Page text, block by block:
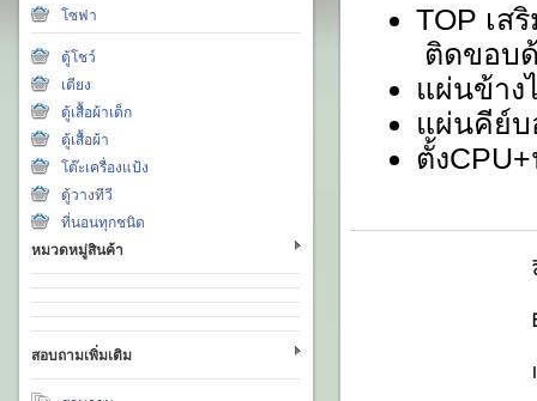
โซฟา
ตู้โชว์
เตียง
ตู้เสื้อผ้าเด็ก
ตู้เสื้อผ้า
โต๊ะเครื่องแป้ง
ตู้วางทีวี
ที่นอนทุกชนิด
หมวดหมู่สินค้า
สอบถามเพิ่มเติม
TOP เส
ติดขอบ
แผ่นข้าง
แผ่นคีย์บ
ตั้ง